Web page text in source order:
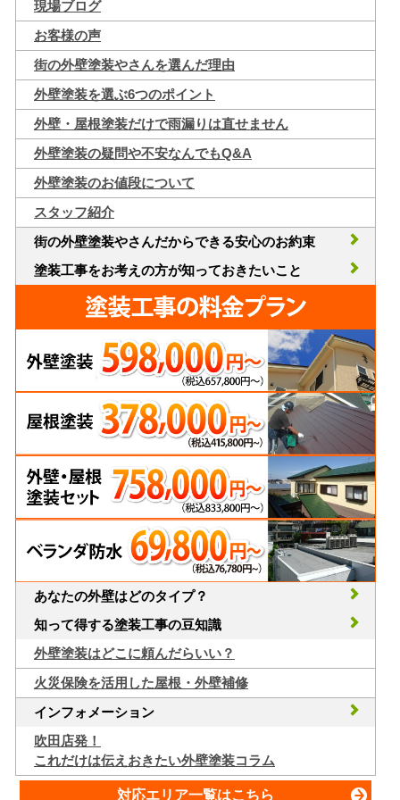
現場ブログ
お客様の声
街の外壁塗装やさんを選んだ理由
外壁塗装を選ぶ6つのポイント
外壁・屋根塗装だけで雨漏りは直せません
外壁塗装の疑問や不安なんでもQ&A
外壁塗装のお値段について
スタッフ紹介
街の外壁塗装やさんだからできる安心のお約束
塗装工事をお考えの方が知っておきたいこと
あなたの外壁はどのタイプ？
知って得する塗装工事の豆知識
外壁塗装はどこに頼んだらいい？
火災保険を活用した屋根・外壁補修
インフォメーション
吹田店発！
これだけは伝えおきたい外壁塗装コラム
対応エリア一覧はこちら